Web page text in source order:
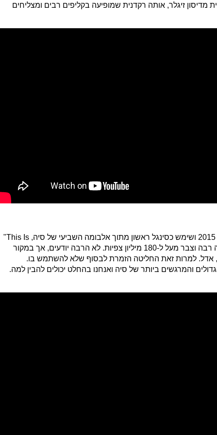
מדיסון זיגלר, אותה רקדנית שמופיעה בקליפים רבים ומצליחים
"This Is
. הסינגל זכה להצלחה רבה וצבר מעל ל-180 מיליון צפיות. לא הרבה יודעים, אך במקור
אדל. למרות זאת החליטה הזמרת לבסוף שלא להשתמש בו.
והמרגשים ביותר של סיה ואנחנו בהחלט יכולים להבין למה.